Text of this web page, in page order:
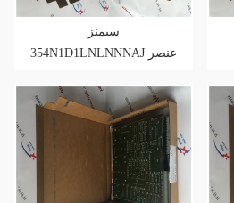
سيمنز
354N1D1LNLNNNAJ عنصر